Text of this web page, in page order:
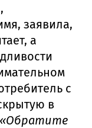
заявила,
а
с
в
«Обратите